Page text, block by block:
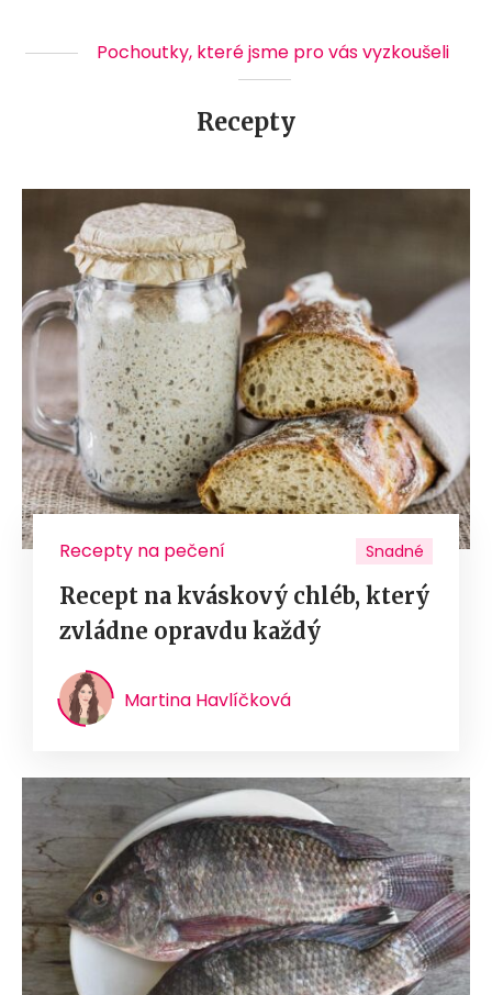
Pochoutky, které jsme pro vás vyzkoušeli
Recepty
Recepty na pečení Snadné
Recept na kváskový chléb, který
zvládne opravdu každý
Martina Havlíčková